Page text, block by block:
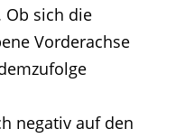
Ob sich die
Vorderachse
negativ auf den